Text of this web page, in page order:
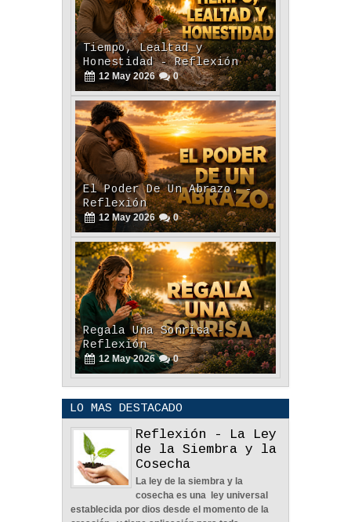
Tiempo, Lealtad y
Honestidad - Reflexión
12 May 2026 0
El Poder De Un Abrazo. -
Reflexión
12 May 2026 0
Regala Una Sonrisa -
Reflexión
12 May 2026 0
POLÍTICA DE PRIVACIDAD
25 Aug 2023 0
Reflexión - La Ley
de la Siembra y la
Cosecha
La ley de la siembra y la
cosecha es una ley universal
establecida por dios desde el momento de la
creación, y tiene aplicación para toda...